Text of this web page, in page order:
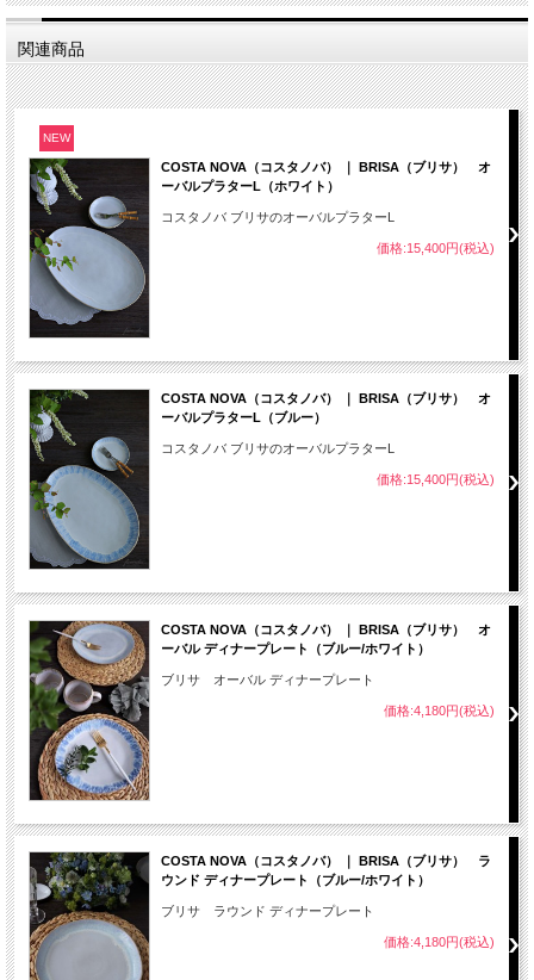
関連商品
NEW
COSTA NOVA（コスタノバ） ｜ BRISA（ブリサ） オ
ーバルプラターL（ホワイト）
コスタノバ ブリサのオーバルプラターL
価格:15,400円(税込)
COSTA NOVA（コスタノバ） ｜ BRISA（ブリサ） オ
ーバルプラターL（ブルー）
コスタノバ ブリサのオーバルプラターL
価格:15,400円(税込)
COSTA NOVA（コスタノバ） ｜ BRISA（ブリサ） オ
ーバル ディナープレート（ブルー/ホワイト）
ブリサ オーバル ディナープレート
価格:4,180円(税込)
COSTA NOVA（コスタノバ） ｜ BRISA（ブリサ） ラ
ウンド ディナープレート（ブルー/ホワイト）
ブリサ ラウンド ディナープレート
価格:4,180円(税込)